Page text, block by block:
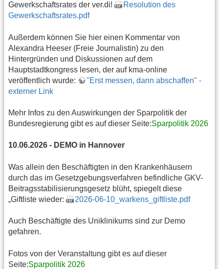
Gewerkschaftsrates der ver.di!
Resolution des
Gewerkschaftsrates.pdf
Außerdem können Sie hier einen Kommentar von
Alexandra Heeser (Freie Journalistin) zu den
Hintergründen und Diskussionen auf dem
Hauptstadtkongress lesen, der auf kma-online
veröffentlich wurde:
"Erst messen, dann abschaffen" -
externer Link
Mehr Infos zu den Auswirkungen der Sparpolitik der
Bundesregierung gibt es auf dieser Seite:Sparpolitik 2026
10.06.2026 - DEMO in Hannover
Was allein den Beschäftigten in den Krankenhäusern
durch das im Gesetzgebungsverfahren befindliche GKV-
Beitragsstabilisierungsgesetz blüht, spiegelt diese
„Giftliste wieder:
2026-06-10_warkens_giftliste.pdf
Auch Beschäftigte des Uniklinikums sind zur Demo
gefahren.
Fotos von der Veranstaltung gibt es auf dieser
Seite:Sparpolitik 2026